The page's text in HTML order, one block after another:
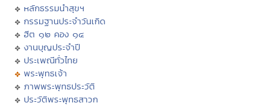
หลักธรรมนำสุขฯ
กรรมฐานประจำวันเกิด
ฮีต ๑๒ คอง ๑๔
งานบุญประจำปี
ประเพณีทั่วไทย
พระพุทธเจ้า
ภาพพระพุทธประวัติ
ประวัติพระพุทธสาวก